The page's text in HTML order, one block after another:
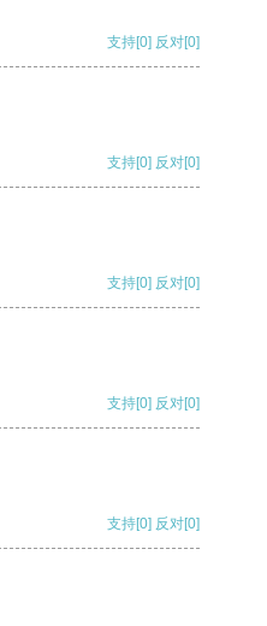
支持[0] 反对[0]
支持[0] 反对[0]
支持[0] 反对[0]
支持[0] 反对[0]
支持[0] 反对[0]